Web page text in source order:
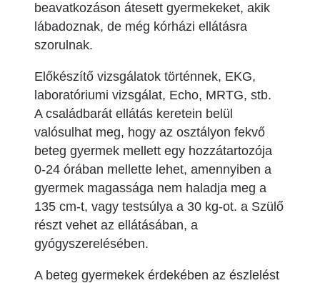
beavatkozáson átesett gyermekeket, akik
lábadoznak, de még kórházi ellátásra
szorulnak.
Előkészítő vizsgálatok történnek, EKG,
laboratóriumi vizsgálat, Echo, MRTG, stb.
A családbarát ellátás keretein belül
valósulhat meg, hogy az osztályon fekvő
beteg gyermek mellett egy hozzátartozója
0-24 órában mellette lehet, amennyiben a
gyermek magassága nem haladja meg a
135 cm-t, vagy testsúlya a 30 kg-ot. a Szülő
részt vehet az ellátásában, a
gyógyszerelésében.
A beteg gyermekek érdekében az észlelést